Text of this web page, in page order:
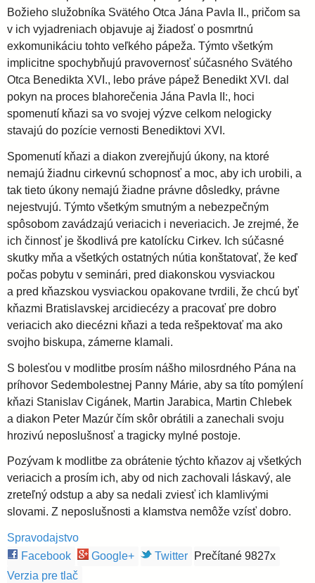
Božieho služobníka Svätého Otca Jána Pavla II., pričom sa
v ich vyjadreniach objavuje aj žiadosť o posmrtnú
exkomunikáciu tohto veľkého pápeža. Týmto všetkým
implicitne spochybňujú pravovernosť súčasného Svätého
Otca Benedikta XVI., lebo práve pápež Benedikt XVI. dal
pokyn na proces blahorečenia Jána Pavla II:, hoci
spomenutí kňazi sa vo svojej výzve celkom nelogicky
stavajú do pozície vernosti Benediktovi XVI.
Spomenutí kňazi a diakon zverejňujú úkony, na ktoré
nemajú žiadnu cirkevnú schopnosť a moc, aby ich urobili, a
tak tieto úkony nemajú žiadne právne dôsledky, právne
nejestvujú. Týmto všetkým smutným a nebezpečným
spôsobom zavádzajú veriacich i neveriacich. Je zrejmé, že
ich činnosť je škodlivá pre katolícku Cirkev. Ich súčasné
skutky mňa a všetkých ostatných nútia konštatovať, že keď
počas pobytu v seminári, pred diakonskou vysviackou
a pred kňazskou vysviackou opakovane tvrdili, že chcú byť
kňazmi Bratislavskej arcidiecézy a pracovať pre dobro
veriacich ako diecézni kňazi a teda rešpektovať ma ako
svojho biskupa, zámerne klamali.
S bolesťou v modlitbe prosím nášho milosrdného Pána na
príhovor Sedembolestnej Panny Márie, aby sa títo pomýlení
kňazi Stanislav Cigánek, Martin Jarabica, Martin Chlebek
a diakon Peter Mazúr čím skôr obrátili a zanechali svoju
hrozivú neposlušnosť a tragicky mylné postoje.
Pozývam k modlitbe za obrátenie týchto kňazov aj všetkých
veriacich a prosím ich, aby od nich zachovali láskavý, ale
zreteľný odstup a aby sa nedali zviesť ich klamlivými
slovami. Z neposlušnosti a klamstva nemôže vzísť dobro.
Spravodajstvo
Facebook
Google+ Twitter
Prečítané 9827x
Verzia pre tlač